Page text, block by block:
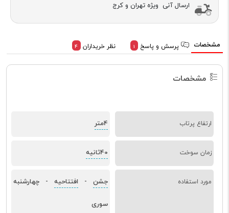
ارسال آنی ویژه تهران و کرج
مشخصات پرسش و پاسخ 1 نظر خریداران 4
مشخصات
ارتفاع پرتاب 4متر
زمان سوخت 40ثانیه
مورد استفاده جشن - افتتاحیه - چهارشنبه
سوری